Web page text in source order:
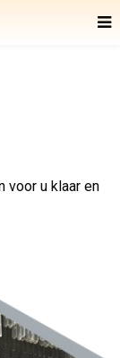
voor u klaar en